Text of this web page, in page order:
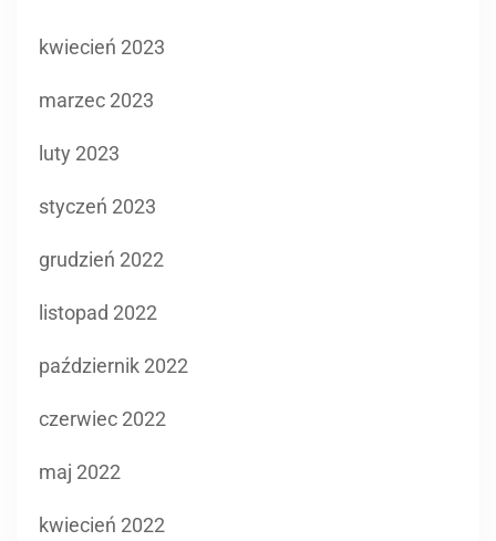
kwiecień 2023
marzec 2023
luty 2023
styczeń 2023
grudzień 2022
listopad 2022
październik 2022
czerwiec 2022
maj 2022
kwiecień 2022